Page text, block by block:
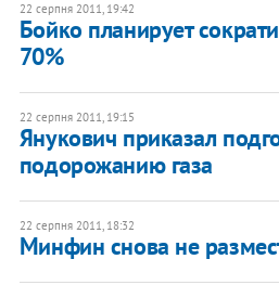
22 серпня 2011, 19:42
Бойко планирует
70%
22 серпня 2011, 19:15
Янукович приказал
подорожанию газа
22 серпня 2011, 18:32
Минфин снова не